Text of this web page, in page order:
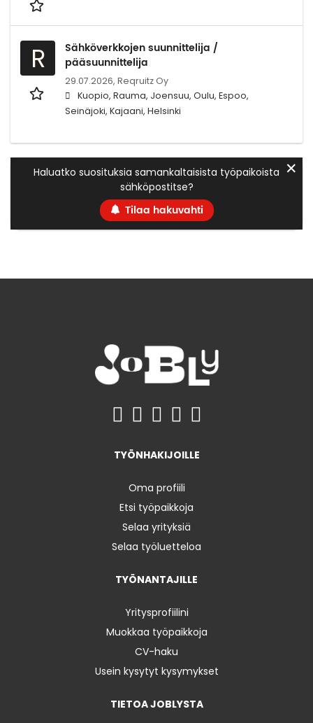
R
Sähköverkkojen suunnittelija /
pääsuunnittelija
29.07.2026, Reqruitz Oy
Kuopio, Rauma, Joensuu, Oulu, Espoo,
Seinäjoki, Kajaani, Helsinki
Haluatko suosituksia samankaltaisista työpaikoista
sähköpostitse?
Tilaa hakuvahti
✕
TYÖNHAKIJOILLE
Oma profiili
Etsi työpaikkoja
Selaa yrityksiä
Selaa työluetteloa
TYÖNANTAJILLE
Yritysprofiilini
Muokkaa työpaikkoja
CV-haku
Usein kysytyt kysymykset
TIETOA JOBLYSTA